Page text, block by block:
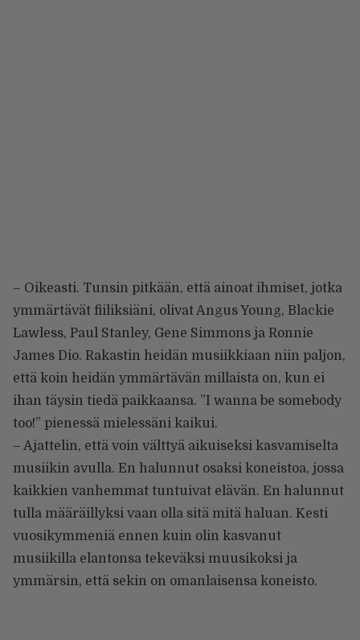
– Oikeasti. Tunsin pitkään, että ainoat ihmiset, jotka
ymmärtävät fiiliksiäni, olivat Angus Young, Blackie
Lawless, Paul Stanley, Gene Simmons ja Ronnie
James Dio. Rakastin heidän musiikkiaan niin paljon,
että koin heidän ymmärtävän millaista on, kun ei
ihan täysin tiedä paikkaansa. ”I wanna be somebody
too!” pienessä mielessäni kaikui.
– Ajattelin, että voin välttyä aikuiseksi kasvamiselta
musiikin avulla. En halunnut osaksi koneistoa, jossa
kaikkien vanhemmat tuntuivat elävän. En halunnut
tulla määräillyksi vaan olla sitä mitä haluan. Kesti
vuosikymmeniä ennen kuin olin kasvanut
musiikilla elantonsa tekeväksi muusikoksi ja
ymmärsin, että sekin on omanlaisensa koneisto.